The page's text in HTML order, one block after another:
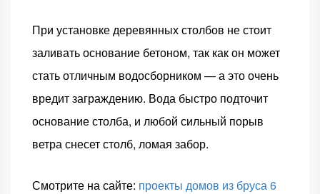
При установке деревянных столбов не стоит
заливать основание бетоном, так как он может
стать отличным водосборником — а это очень
вредит заграждению. Вода быстро подточит
основание столба, и любой сильный порыв
ветра снесет столб, ломая забор.
Смотрите на сайте: проекты домов из бруса 6